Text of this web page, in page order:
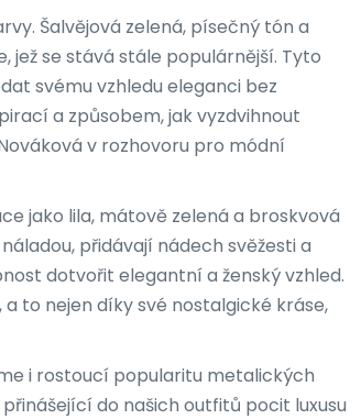
Šalvějová zelená, písečný tón a
se stává stále populárnější. Tyto
svému vzhledu eleganci bez
a způsobem, jak vyzdvihnout
v rozhovoru pro módní
jako lila, mátově zelená a broskvová
přidávají nádech svěžesti a
dotvořit elegantní a ženský vzhled.
to nejen díky své nostalgické kráse,
i rostoucí popularitu metalických
do našich outfitů pocit luxusu